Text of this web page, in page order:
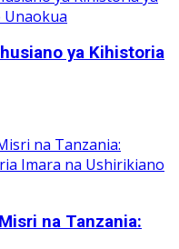
ya Kihistoria
na Tanzania: